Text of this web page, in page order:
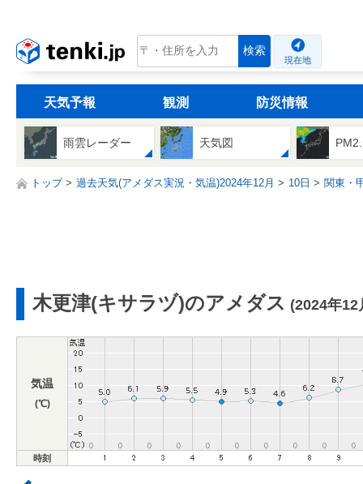
tenki.jp 検索
現在地
天気予報 観測 防災情報
雨雲レーダー 天気図
トップ 過去天気(アメダス実況・気温)2024年12月 10日 関東・
木更津(キサラヅ)のアメダス (2024年12
気温
(℃)
時刻